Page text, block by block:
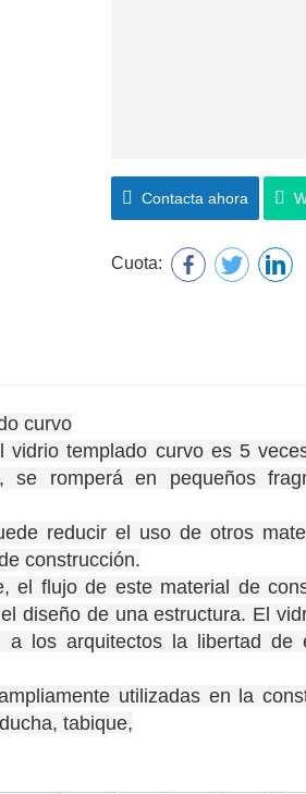
Contacta ahora
Cuota:
curvo
templado curvo es 5
romperá en pequeños
reducir el uso de otros
construcción.
el flujo de este material de
diseño de una estructura. El
los arquitectos la libertad de
utilizadas en la
tabique,